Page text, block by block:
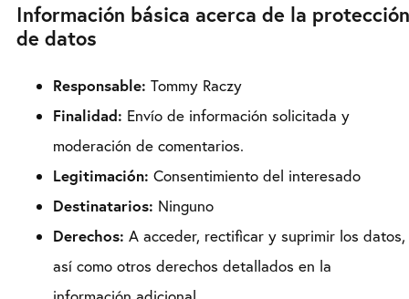
Información básica acerca de la protección
de datos
Responsable: Tommy Raczy
Finalidad: Envío de información solicitada y
moderación de comentarios.
Legitimación: Consentimiento del interesado
Destinatarios: Ninguno
Derechos: A acceder, rectificar y suprimir los datos,
así como otros derechos detallados en la